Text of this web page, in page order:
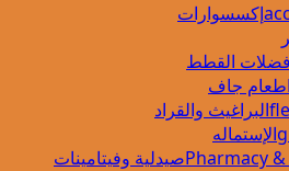
إكسسوارات
فضلات القطط
طعام جاف
البراغيث والقراد
الإستماله
صيدلية وفيتامينات